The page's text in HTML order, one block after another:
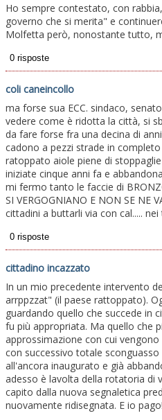
Ho sempre contestato, con
governo che si merita" e
Molfetta però, nonostante tutto,
coli caneincollo
ma forse sua ECC. sindaco,
vedere come è ridotta la città, si
da fare forse fra una decina di
cadono a pezzi strade in
ratoppato aiole piene di
iniziate cinque anni fa e
mi fermo tanto le faccie di
SI VERGOGNIANO E NON SE NE
cittadini a buttarli via con cal.....
cittadino incazzato
In un mio precedente intervento
arrppzzat" (il paese rattoppato).
guardando quello che succede in
fu più appropriata. Ma quello che
approssimazione con cui
con successivo totale
all'ancora inaugurato e già
adesso è lavolta della rotatoria di
capito dalla nuova segnaletica
nuovamente ridisegnata. E io